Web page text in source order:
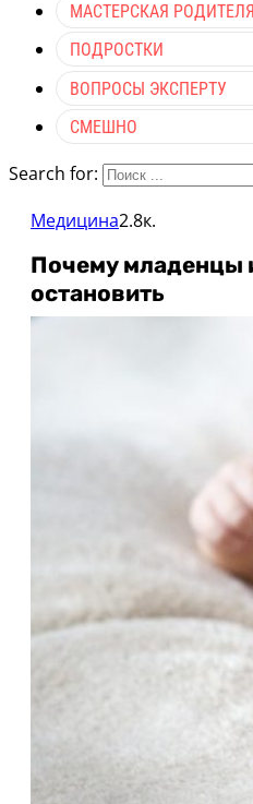
МАСТЕРСКАЯ РОДИТЕЛЯ
ПОДРОСТКИ
ВОПРОСЫ ЭКСПЕРТУ
СМЕШНО
Search for:
Медицина2.8к.
Почему младенцы
остановить